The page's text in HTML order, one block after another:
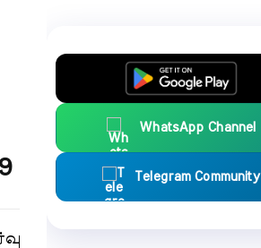
WhatsApp Channel
Telegram Community